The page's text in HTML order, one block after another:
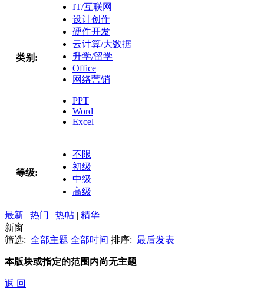
类别:
IT/互联网
设计创作
硬件开发
云计算/大数据
升学/留学
Office
网络营销
PPT
Word
Excel
等级:
不限
初级
中级
高级
最新 | 热门 | 热帖 | 精华
新窗
筛选: 全部主题 全部时间 排序: 最后发表
本版块或指定的范围内尚无主题
返 回